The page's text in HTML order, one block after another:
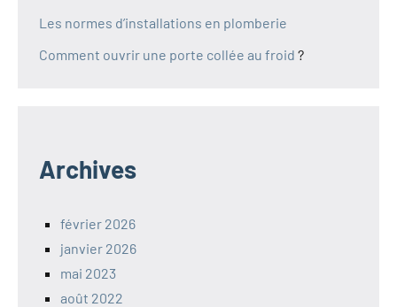
Les normes d’installations en plomberie
Comment ouvrir une porte collée au froid ?
Archives
février 2026
janvier 2026
mai 2023
août 2022